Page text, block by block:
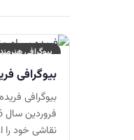
بیوگرافی
بیوگرافی
نقاشی خود را